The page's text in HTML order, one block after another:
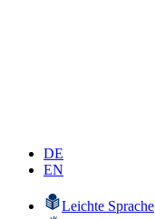
DE
EN
Leichte Sprache